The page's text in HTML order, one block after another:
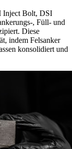
Inject Bolt, DSI
, Füll- und
Diese
indem Felsanker
konsolidiert und